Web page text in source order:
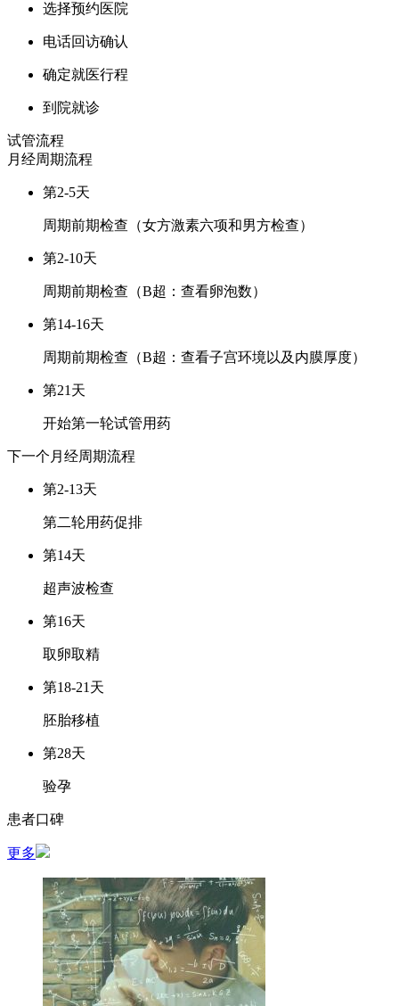
选择预约医院
电话回访确认
确定就医行程
到院就诊
试管流程
月经周期流程
第2-5天
周期前期检查（女方激素六项和男方检查）
第2-10天
周期前期检查（B超：查看卵泡数）
第14-16天
周期前期检查（B超：查看子宫环境以及内膜厚度）
第21天
开始第一轮试管用药
下一个月经周期流程
第2-13天
第二轮用药促排
第14天
超声波检查
第16天
取卵取精
第18-21天
胚胎移植
第28天
验孕
患者口碑
更多